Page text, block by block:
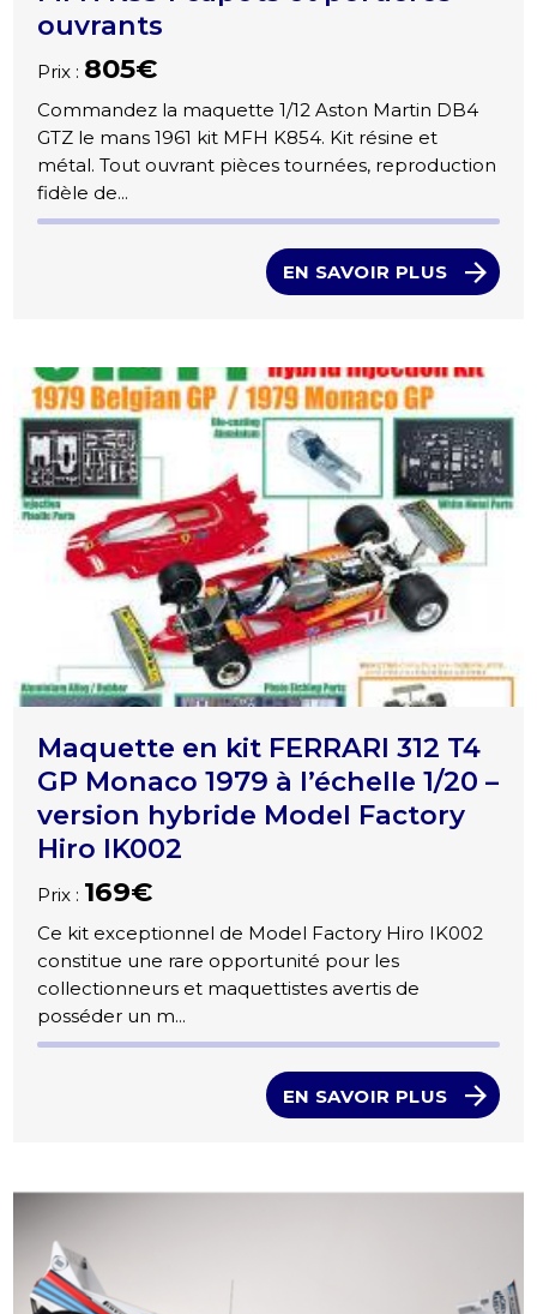
ouvrants
Prix : 805€
Commandez la maquette 1/12 Aston Martin DB4
GTZ le mans 1961 kit MFH K854. Kit résine et
métal. Tout ouvrant pièces tournées, reproduction
fidèle de...
EN SAVOIR PLUS
Maquette en kit FERRARI 312 T4
GP Monaco 1979 à l’échelle 1/20 –
version hybride Model Factory
Hiro IK002
Prix : 169€
Ce kit exceptionnel de Model Factory Hiro IK002
constitue une rare opportunité pour les
collectionneurs et maquettistes avertis de
posséder un m...
EN SAVOIR PLUS